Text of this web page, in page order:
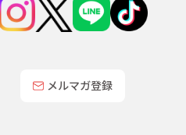
メルマガ登録